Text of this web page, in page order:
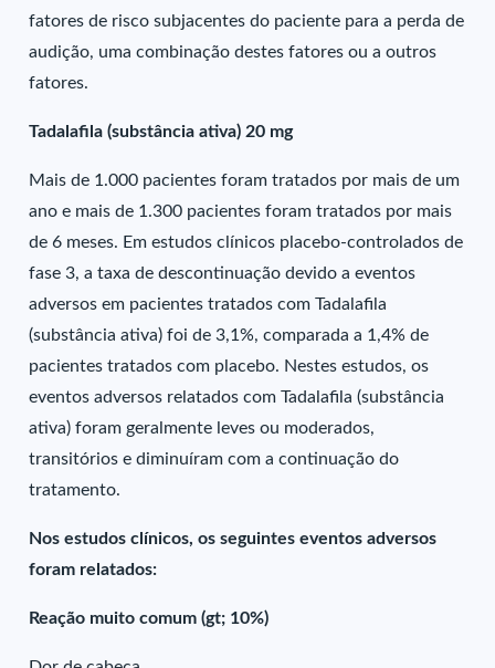
fatores de risco subjacentes do paciente para a perda de
audição, uma combinação destes fatores ou a outros
fatores.
Tadalafila (substância ativa) 20 mg
Mais de 1.000 pacientes foram tratados por mais de um
ano e mais de 1.300 pacientes foram tratados por mais
de 6 meses. Em estudos clínicos placebo-controlados de
fase 3, a taxa de descontinuação devido a eventos
adversos em pacientes tratados com Tadalafila
(substância ativa) foi de 3,1%, comparada a 1,4% de
pacientes tratados com placebo. Nestes estudos, os
eventos adversos relatados com Tadalafila (substância
ativa) foram geralmente leves ou moderados,
transitórios e diminuíram com a continuação do
tratamento.
Nos estudos clínicos, os seguintes eventos adversos
foram relatados:
Reação muito comum (gt; 10%)